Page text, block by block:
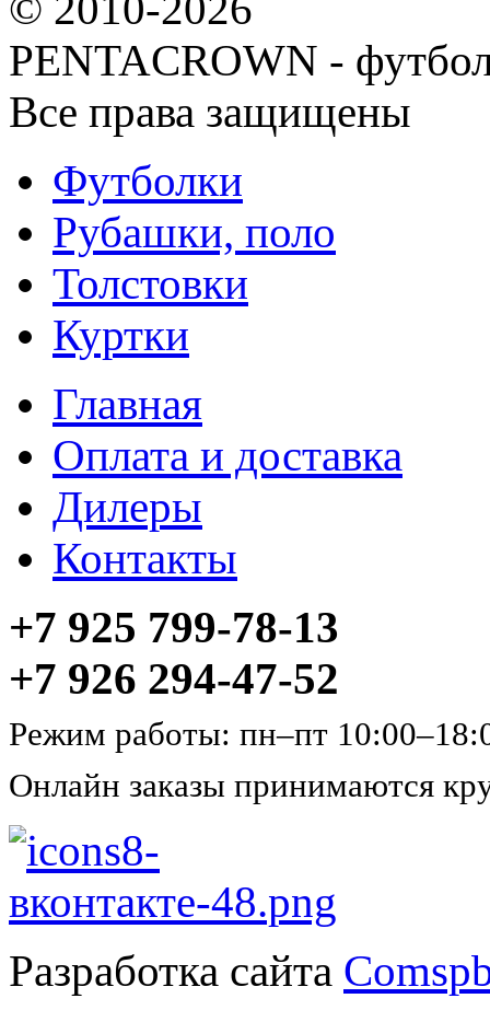
PENTACROWN -
Все права защищены
Футболки
Рубашки, поло
Толстовки
Куртки
Главная
Оплата и доставка
Дилеры
Контакты
+7 925 799-78-13
+7 926 294-47-52
Режим работы: пн–пт
Онлайн заказы принимаются
Разработка сайта